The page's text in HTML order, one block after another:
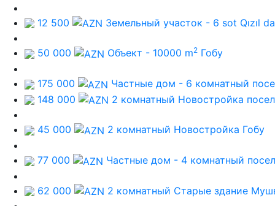
12 500 Земельный участок - 6 sot Qızıl
50 000 Объект - 10000 m2 Гобу
175 000 Частные дом - 6 комнатный
148 000
2 комнатный Новостройка
45 000 2 комнатный Новостройка Гобу
77 000 Частные дом - 4 комнатный
62 000 2 комнатный Старые здание